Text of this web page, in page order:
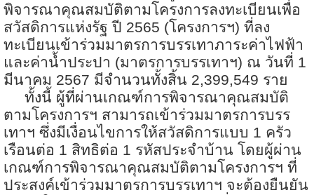
พิจารณาคุณสมบัติตามโครงการลงทะเบียนเพื่อ
สวัสดิการแห่งรัฐ ปี 2565 (โครงการฯ) ที่ลง
ทะเบียนเข้าร่วมมาตรการบรรเทาภาระค่าไฟฟ้า
และค่าน้ำประปา (มาตรการบรรเทาฯ) ณ วันที่ 1
มีนาคม 2567 มีจำนวนทั้งสิ้น 2,399,549 ราย
ทั้งนี้ ผู้ที่ผ่านเกณฑ์การพิจารณาคุณสมบัติ
ตามโครงการฯ สามารถเข้าร่วมมาตรการบรร
เทาฯ ซึ่งมีเงื่อนไขการให้สวัสดิการแบบ 1 ครัว
เรือนต่อ 1 สิทธิต่อ 1 รหัสประจำบ้าน โดยผู้ผ่าน
เกณฑ์การพิจารณาคุณสมบัติตามโครงการฯ ที่
ประสงค์เข้าร่วมมาตรการบรรเทาฯ จะต้องยืนยัน